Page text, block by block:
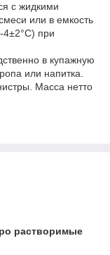
с жидкими
или в емкость
при
в купажную
или напитка.
Масса нетто
растворимые